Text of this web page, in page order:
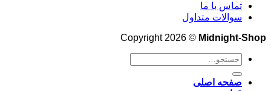
تماس با ما
سوالات متداول
Copyright 2026 © Midnight-Shop
جستجو
صفحه اصلی